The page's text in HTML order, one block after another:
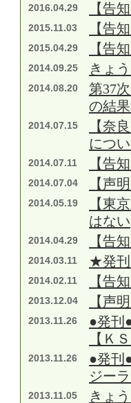
2016.04.29 【告
2015.11.03 【告
2015.04.29 【告
2014.09.25 きょ
2014.08.20
第37
の結
2014.07.15
【奈
につ
2014.07.11 【告
2014.07.04 【声
2014.05.19
【東
はない
2014.04.29 【告
2014.03.11 ★発
2014.02.11 【告
2013.12.04 【声
2013.11.26
●発刊
【Ｋ
2013.11.26
●発刊
ジー
2013.11.05 きょ